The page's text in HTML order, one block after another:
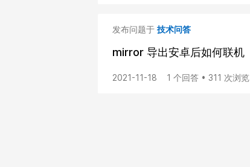
发布问题于 技术问答
mirror 导出安卓后如何联机
2021-11-18 1 个回答 • 311 次浏览